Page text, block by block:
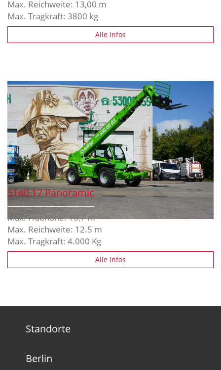
Max. Reichweite: 13,00 m
Max. Tragkraft: 3800 kg
Alle Infos
ST40.17 Panoramic
Max. Hubhöhe: 16,7 m
Max. Reichweite: 12.5 m
Max. Tragkraft: 4.000 Kg
Alle Infos
Standorte
Berlin